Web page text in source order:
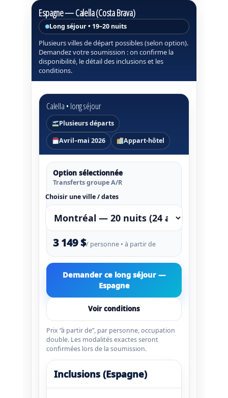
Espagne — Calella (Costa Brava)
Long séjour • 19–20 nuits
Plusieurs villes de départ possibles (selon option).
Demandez votre soumission : on confirme la
disponibilité, le détail des inclusions et les
conditions.
Calella • long séjour
Plusieurs départs
Avril–mai 2026
Appart-hôtel
Option sélectionnée
Transferts groupe A/R
Choisir une ville / dates
3 149 $/ personne • à partir de
Demander ce long séjour —
Espagne
Voir conditions
Prix “à partir de”, par personne, occupation
double. Les modalités exactes seront
confirmées lors de la soumission.
Inclusions (Espagne)